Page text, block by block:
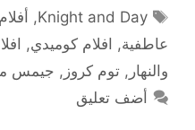
الوسوم
Knight and Day
, أفلام
عاطفية, افلام كوميدي,
والنهار , توم كروز , جيمس
أضف تعليق